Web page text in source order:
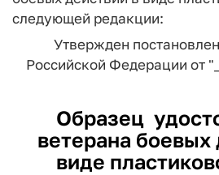
следующей редакции:
Утвержден
Российской Федерации от
Образец
ветерана боевых
виде